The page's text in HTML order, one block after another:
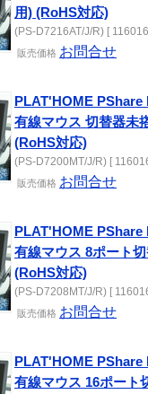
用) (RoHS対応)
(PS-D7216AT/J/R) [
販売価格 お問合せ
PLAT'HOME
有線マウス 切替器未
(RoHS対応)
(PS-D7200MT/J/R) [
販売価格 お問合せ
PLAT'HOME
有線マウス 8ポート
(RoHS対応)
(PS-D7208MT/J/R) [
販売価格 お問合せ
PLAT'HOME
有線マウス 16ポート